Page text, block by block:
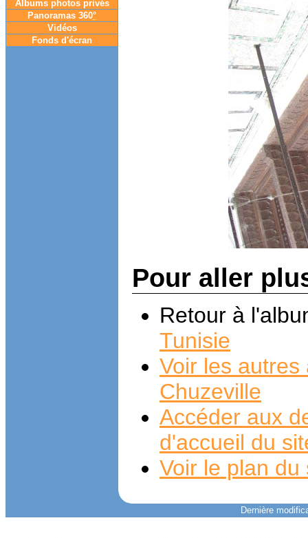
Albums photos privés
Panoramas 360°
Vidéos
Fonds d'écran
Pour aller
Retour à
Tunisie
Voir les
Chuzeville
Accéder aux
d'accueil du
Voir le plan du
Dernière